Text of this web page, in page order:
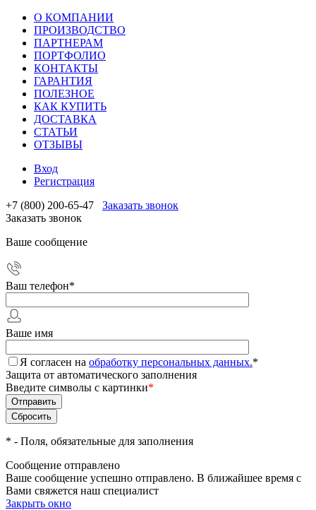
О КОМПАНИИ
ПРОИЗВОДСТВО
ПАРТНЕРАМ
ПОРТФОЛИО
КОНТАКТЫ
ГАРАНТИЯ
ПОЛЕЗНОЕ
КАК КУПИТЬ
ДОСТАВКА
СТАТЬИ
ОТЗЫВЫ
Вход
Регистрация
+7 (800) 200-65-47
Заказать звонок
Заказать звонок
Ваше сообщение
Ваш телефон*
Ваше имя
Я согласен на обработку персональных данных.*
Защита от автоматического заполнения
Введите символы с картинки*
* - Поля, обязательные для заполнения
Сообщение отправлено
Ваше сообщение успешно отправлено. В ближайшее время с
Вами свяжется наш специалист
Закрыть окно